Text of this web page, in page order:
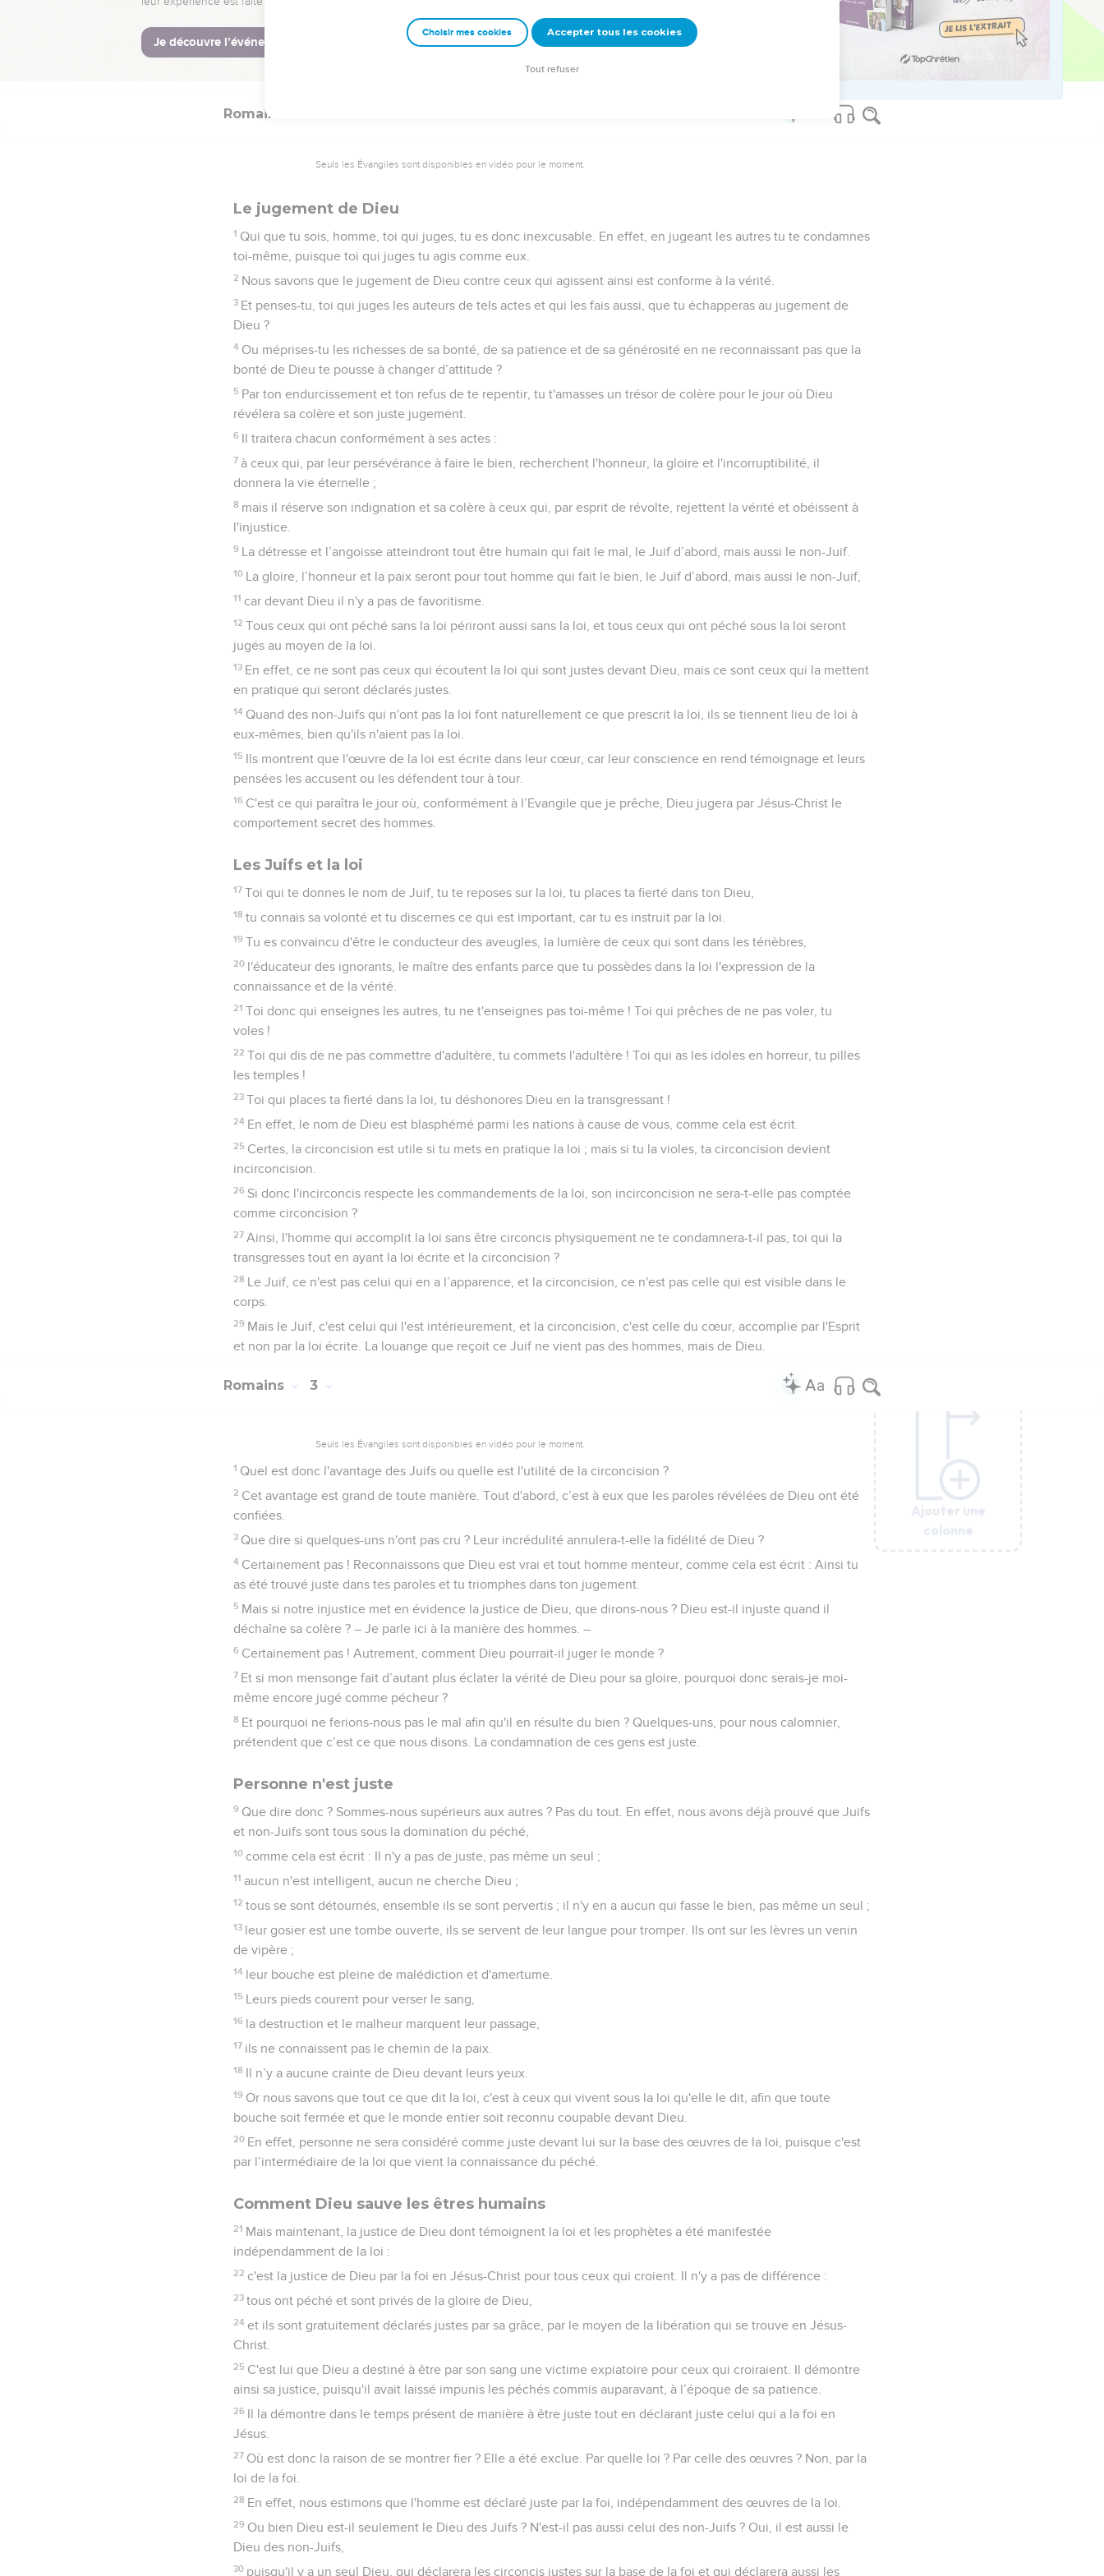
Dépourvus d’intelligence, de loyauté, d’affection, ils sont [irréconciliables, ] sans pitié.
32 Et bien qu'ils connaissent le verdict de Dieu déclarant dignes de mort les auteurs de tels actes, non
seulement ils les commettent, mais encore ils approuvent ceux qui agissent de même.
Ajouter une
colonne
Romains
Seuls les Évangiles sont disponibles en vidéo pour le moment.
Le jugement de Dieu
1 Qui que tu sois, homme, toi qui juges, tu es donc inexcusable. En effet, en jugeant les autres tu te condamnes
toi-même, puisque toi qui juges tu agis comme eux.
2 Nous savons que le jugement de Dieu contre ceux qui agissent ainsi est conforme à la vérité.
3 Et penses-tu, toi qui juges les auteurs de tels actes et qui les fais aussi, que tu échapperas au jugement de
Dieu ?
4 Ou méprises-tu les richesses de sa bonté, de sa patience et de sa générosité en ne reconnaissant pas que la
bonté de Dieu te pousse à changer d’attitude ?
5 Par ton endurcissement et ton refus de te repentir, tu t'amasses un trésor de colère pour le jour où Dieu
révélera sa colère et son juste jugement.
6 Il traitera chacun conformément à ses actes :
7 à ceux qui, par leur persévérance à faire le bien, recherchent l'honneur, la gloire et l'incorruptibilité, il
donnera la vie éternelle ;
8 mais il réserve son indignation et sa colère à ceux qui, par esprit de révolte, rejettent la vérité et obéissent à
l'injustice.
9 La détresse et l’angoisse atteindront tout être humain qui fait le mal, le Juif d’abord, mais aussi le non-Juif.
10 La gloire, l’honneur et la paix seront pour tout homme qui fait le bien, le Juif d’abord, mais aussi le non-Juif,
11 car devant Dieu il n'y a pas de favoritisme.
12 Tous ceux qui ont péché sans la loi périront aussi sans la loi, et tous ceux qui ont péché sous la loi seront
jugés au moyen de la loi.
13 En effet, ce ne sont pas ceux qui écoutent la loi qui sont justes devant Dieu, mais ce sont ceux qui la mettent
en pratique qui seront déclarés justes.
14 Quand des non-Juifs qui n'ont pas la loi font naturellement ce que prescrit la loi, ils se tiennent lieu de loi à
eux-mêmes, bien qu'ils n'aient pas la loi.
15 Ils montrent que l'œuvre de la loi est écrite dans leur cœur, car leur conscience en rend témoignage et leurs
pensées les accusent ou les défendent tour à tour.
16 C'est ce qui paraîtra le jour où, conformément à l’Evangile que je prêche, Dieu jugera par Jésus-Christ le
comportement secret des hommes.
Les Juifs et la loi
17 Toi qui te donnes le nom de Juif, tu te reposes sur la loi, tu places ta fierté dans ton Dieu,
18 tu connais sa volonté et tu discernes ce qui est important, car tu es instruit par la loi.
19 Tu es convaincu d'être le conducteur des aveugles, la lumière de ceux qui sont dans les ténèbres,
20 l'éducateur des ignorants, le maître des enfants parce que tu possèdes dans la loi l'expression de la
connaissance et de la vérité.
21 Toi donc qui enseignes les autres, tu ne t'enseignes pas toi-même ! Toi qui prêches de ne pas voler, tu
voles !
22 Toi qui dis de ne pas commettre d'adultère, tu commets l'adultère ! Toi qui as les idoles en horreur, tu pilles
les temples !
23 Toi qui places ta fierté dans la loi, tu déshonores Dieu en la transgressant !
24 En effet, le nom de Dieu est blasphémé parmi les nations à cause de vous, comme cela est écrit.
25 Certes, la circoncision est utile si tu mets en pratique la loi ; mais si tu la violes, ta circoncision devient
incirconcision.
26 Si donc l'incirconcis respecte les commandements de la loi, son incirconcision ne sera-t-elle pas comptée
comme circoncision ?
27 Ainsi, l'homme qui accomplit la loi sans être circoncis physiquement ne te condamnera-t-il pas, toi qui la
transgresses tout en ayant la loi écrite et la circoncision ?
28 Le Juif, ce n'est pas celui qui en a l’apparence, et la circoncision, ce n'est pas celle qui est visible dans le
corps.
29 Mais le Juif, c'est celui qui l'est intérieurement, et la circoncision, c'est celle du cœur, accomplie par l'Esprit
et non par la loi écrite. La louange que reçoit ce Juif ne vient pas des hommes, mais de Dieu.
Ajouter une
colonne
Romains 3
Seuls les Évangiles sont disponibles en vidéo pour le moment.
1 Quel est donc l'avantage des Juifs ou quelle est l'utilité de la circoncision ?
2 Cet avantage est grand de toute manière. Tout d'abord, c’est à eux que les paroles révélées de Dieu ont été
confiées.
3 Que dire si quelques-uns n'ont pas cru ? Leur incrédulité annulera-t-elle la fidélité de Dieu ?
4 Certainement pas ! Reconnaissons que Dieu est vrai et tout homme menteur, comme cela est écrit : Ainsi tu
as été trouvé juste dans tes paroles et tu triomphes dans ton jugement.
5 Mais si notre injustice met en évidence la justice de Dieu, que dirons-nous ? Dieu est-il injuste quand il
déchaîne sa colère ? – Je parle ici à la manière des hommes. –
6 Certainement pas ! Autrement, comment Dieu pourrait-il juger le monde ?
7 Et si mon mensonge fait d’autant plus éclater la vérité de Dieu pour sa gloire, pourquoi donc serais-je moi-
même encore jugé comme pécheur ?
8 Et pourquoi ne ferions-nous pas le mal afin qu'il en résulte du bien ? Quelques-uns, pour nous calomnier,
prétendent que c’est ce que nous disons. La condamnation de ces gens est juste.
Personne n'est juste
9 Que dire donc ? Sommes-nous supérieurs aux autres ? Pas du tout. En effet, nous avons déjà prouvé que Juifs
et non-Juifs sont tous sous la domination du péché,
10 comme cela est écrit : Il n'y a pas de juste, pas même un seul ;
11 aucun n'est intelligent, aucun ne cherche Dieu ;
12 tous se sont détournés, ensemble ils se sont pervertis ; il n'y en a aucun qui fasse le bien, pas même un seul ;
13 leur gosier est une tombe ouverte, ils se servent de leur langue pour tromper. Ils ont sur les lèvres un venin
de vipère ;
14 leur bouche est pleine de malédiction et d'amertume.
15 Leurs pieds courent pour verser le sang,
16 la destruction et le malheur marquent leur passage,
17 ils ne connaissent pas le chemin de la paix.
18 Il n’y a aucune crainte de Dieu devant leurs yeux.
19 Or nous savons que tout ce que dit la loi, c'est à ceux qui vivent sous la loi qu'elle le dit, afin que toute
bouche soit fermée et que le monde entier soit reconnu coupable devant Dieu.
20 En effet, personne ne sera considéré comme juste devant lui sur la base des œuvres de la loi, puisque c'est
par l’intermédiaire de la loi que vient la connaissance du péché.
Comment Dieu sauve les êtres humains
21 Mais maintenant, la justice de Dieu dont témoignent la loi et les prophètes a été manifestée
indépendamment de la loi :
22 c'est la justice de Dieu par la foi en Jésus-Christ pour tous ceux qui croient. Il n'y a pas de différence :
23 tous ont péché et sont privés de la gloire de Dieu,
24 et ils sont gratuitement déclarés justes par sa grâce, par le moyen de la libération qui se trouve en Jésus-
Christ.
25 C'est lui que Dieu a destiné à être par son sang une victime expiatoire pour ceux qui croiraient. Il démontre
ainsi sa justice, puisqu'il avait laissé impunis les péchés commis auparavant, à l’époque de sa patience.
26 Il la démontre dans le temps présent de manière à être juste tout en déclarant juste celui qui a la foi en
Jésus.
27 Où est donc la raison de se montrer fier ? Elle a été exclue. Par quelle loi ? Par celle des œuvres ? Non, par la
loi de la foi.
28 En effet, nous estimons que l'homme est déclaré juste par la foi, indépendamment des œuvres de la loi.
29 Ou bien Dieu est-il seulement le Dieu des Juifs ? N'est-il pas aussi celui des non-Juifs ? Oui, il est aussi le
Dieu des non-Juifs,
30 puisqu'il y a un seul Dieu, qui déclarera les circoncis justes sur la base de la foi et qui déclarera aussi les
Ajouter une
colonne
Ajouter une
colonne
Ajouter une
colonne
Ajouter une
colonne
Choisir mes cookies Accepter tous les cookies
Tout refuser